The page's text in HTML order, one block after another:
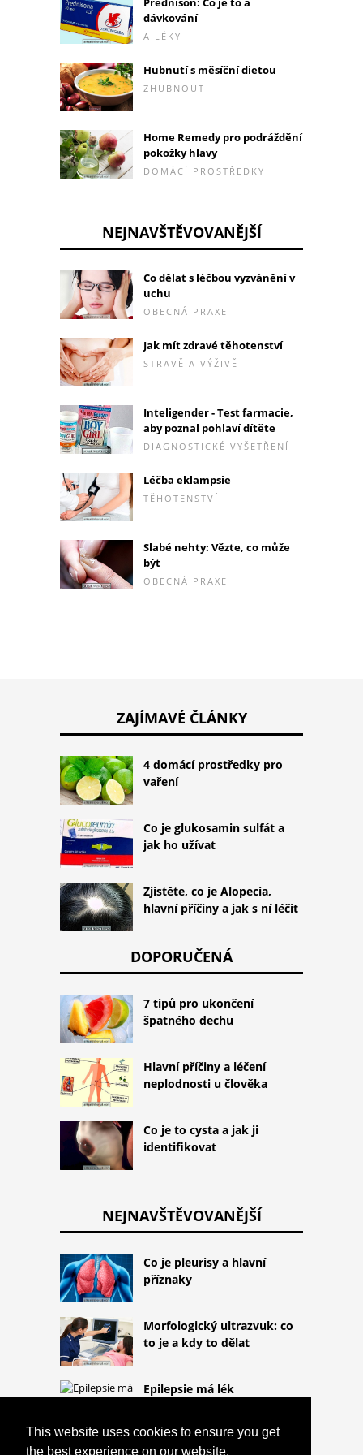
This website uses cookies to ensure you get
the best experience on our website.
dávkování
A LÉKY
Hubnutí s měsíční dietou
ZHUBNOUT
Home Remedy pro podráždění
pokožky hlavy
DOMÁCÍ PROSTŘEDKY
NEJNAVŠTĚVOVANĚJŠÍ
Co dělat s léčbou vyzvánění v
uchu
OBECNÁ PRAXE
Jak mít zdravé těhotenství
STRAVĚ A VÝŽIVĚ
Inteligender - Test farmacie,
aby poznal pohlaví dítěte
DIAGNOSTICKÉ VYŠETŘENÍ
Léčba eklampsie
TĚHOTENSTVÍ
Slabé nehty: Vězte, co může
být
OBECNÁ PRAXE
ZAJÍMAVÉ ČLÁNKY
4 domácí prostředky pro
vaření
Co je glukosamin sulfát a
jak ho užívat
Zjistěte, co je Alopecia,
hlavní příčiny a jak s ní léčit
DOPORUČENÁ
7 tipů pro ukončení
špatného dechu
Hlavní příčiny a léčení
neplodnosti u člověka
Co je to cysta a jak ji
identifikovat
NEJNAVŠTĚVOVANĚJŠÍ
Co je pleurisy a hlavní
příznaky
Morfologický ultrazvuk: co
to je a kdy to dělat
Epilepsie má lék